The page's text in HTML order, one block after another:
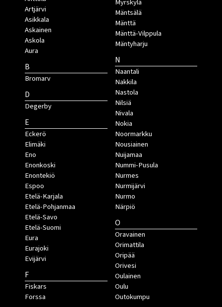
Artjärvi
Asikkala
Askainen
Askola
Aura
B
Bromarv
D
Degerby
E
Eckerö
Elimäki
Eno
Enonkoski
Enontekiö
Espoo
Etelä-Karjala
Etelä-Pohjanmaa
Etelä-Savo
Etelä-Suomi
Eura
Eurajoki
Evijärvi
F
Fiskars
Forssa
Myrskylä
Mäntsälä
Mänttä
Mänttä-Vilppula
Mäntyharju
N
Naantali
Nakkila
Nastola
Nilsiä
Nivala
Nokia
Noormarkku
Nousiainen
Nuijamaa
Nummi-Pusula
Nurmes
Nurmijärvi
Nurmo
Närpiö
O
Oravainen
Orimattila
Oripää
Orivesi
Oulainen
Oulu
Outokumpu